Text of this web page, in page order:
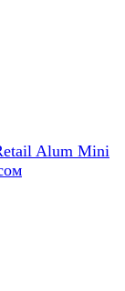
Alum Mini